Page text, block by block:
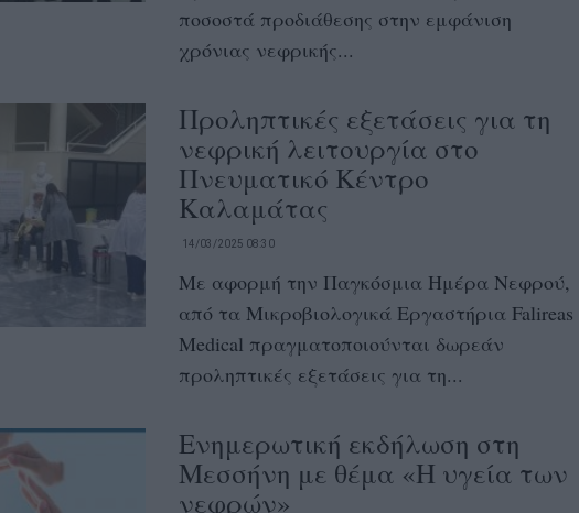
ποσοστά προδιάθεσης στην εμφάνιση
χρόνιας νεφρικής...
Προληπτικές εξετάσεις για τη
νεφρική λειτουργία στο
Πνευματικό Κέντρο
Καλαμάτας
14/03/2025 08:30
Με αφορμή την Παγκόσμια Ημέρα Νεφρού,
από τα Μικροβιολογικά Εργαστήρια Falireas
Medical πραγματοποιούνται δωρεάν
προληπτικές εξετάσεις για τη...
Ενημερωτική εκδήλωση στη
Μεσσήνη με θέμα «Η υγεία των
νεφρών»